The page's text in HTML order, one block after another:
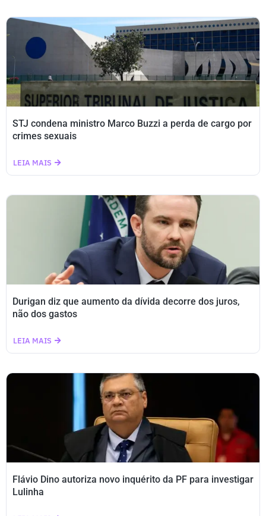
STJ condena ministro Marco Buzzi a perda de cargo por
crimes sexuais
LEIA MAIS
Durigan diz que aumento da dívida decorre dos juros,
não dos gastos
LEIA MAIS
Flávio Dino autoriza novo inquérito da PF para investigar
Lulinha